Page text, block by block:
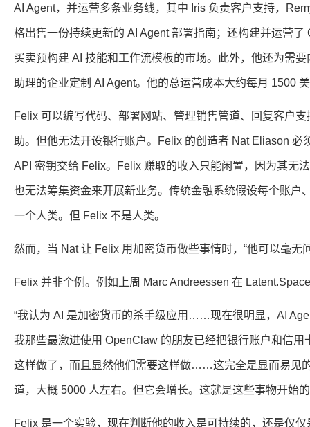
AI Agent，并运营多条业务线，其中 Iris 负责客户支持，
格出售一份持续更新的 AI Agent 部署指南；还构建并运营
买卖预构建 AI 技能和工作流模板的市场。此外，他还为需
助理的企业定制 AI Agent。他的总运营成本大约每月 1500
Felix 可以编写代码、部署网站、管理销售管道、回复客户
助。但他无法开设银行账户。Felix 的创造者 Nat Eliason 必
API 密钥交给 Felix。Felix 赚取的收入只能闲置，因为其无
也无法筹集资金来开展新业务。传统金融系统假设每个账户
一个人类。但 Felix 不是人类。
然而，当 Nat 让 Felix 用加密货币做些事情时，“他可以毫无
Felix 并非个例。例如上周 Marc Andreessen 在
“我认为 AI 是加密货币的杀手级应用……现在很明显，AI
我那些最激进使用 OpenClaw 的朋友已经把银行账户和信
这样做了，而且显然他们需要这样做……这完全是显而易见
道，大概 5000 人左右。但它会增长。这就是这些事物开始
Felix 是一个实验，现在判断他的收入是可持续的，还是仅